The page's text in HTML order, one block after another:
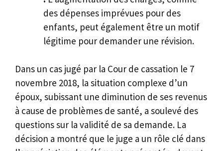
des dépenses imprévues pour des
enfants, peut également être un motif
légitime pour demander une révision.
Dans un cas jugé par la Cour de cassation le 7
novembre 2018, la situation complexe d’un
époux, subissant une diminution de ses revenus
à cause de problèmes de santé, a soulevé des
questions sur la validité de sa demande. La
décision a montré que le juge a un rôle clé dans